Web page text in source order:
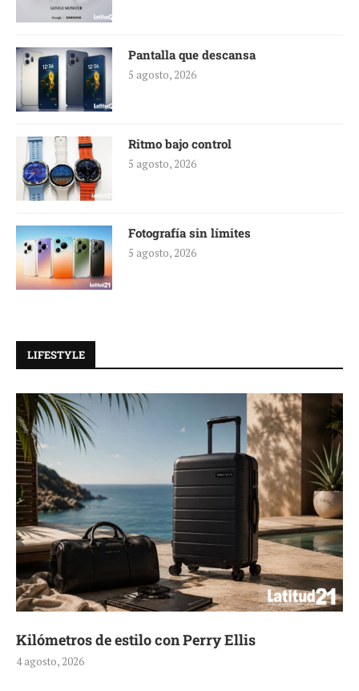
Pantalla que descansa
5 agosto, 2026
Ritmo bajo control
5 agosto, 2026
Fotografía sin límites
5 agosto, 2026
LIFESTYLE
Kilómetros de estilo con Perry Ellis
4 agosto, 2026